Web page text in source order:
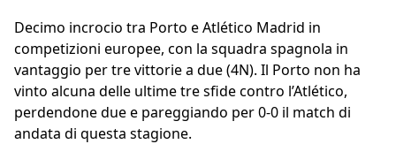
Decimo incrocio tra Porto e Atlético Madrid in
competizioni europee, con la squadra spagnola in
vantaggio per tre vittorie a due (4N). Il Porto non ha
vinto alcuna delle ultime tre sfide contro l’Atlético,
perdendone due e pareggiando per 0-0 il match di
andata di questa stagione.